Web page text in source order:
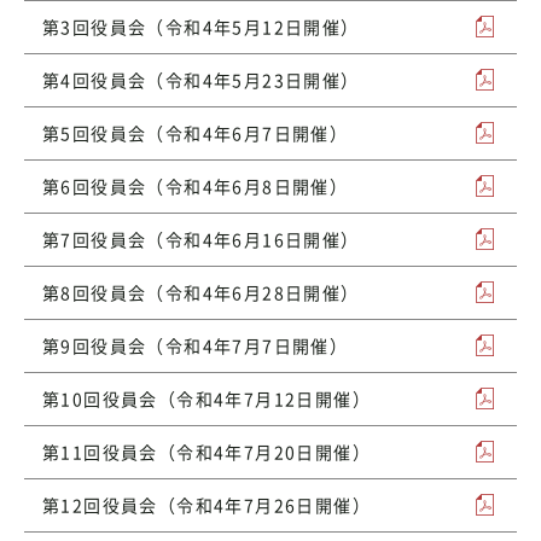
第3回役員会（令和4年5月12日開催）
第4回役員会（令和4年5月23日開催）
第5回役員会（令和4年6月7日開催）
第6回役員会（令和4年6月8日開催）
第7回役員会（令和4年6月16日開催）
第8回役員会（令和4年6月28日開催）
第9回役員会（令和4年7月7日開催）
第10回役員会（令和4年7月12日開催）
第11回役員会（令和4年7月20日開催）
第12回役員会（令和4年7月26日開催）